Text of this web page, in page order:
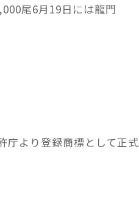
尾6月19日には龍門
より登録商標として正式